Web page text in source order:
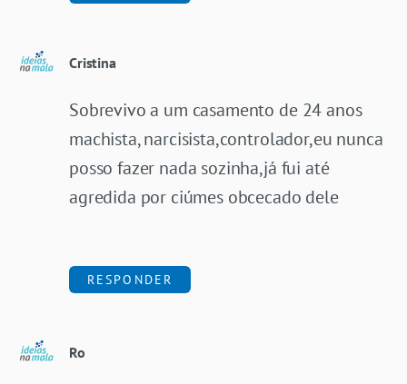
Cristina
Sobrevivo a um casamento de 24 anos
machista, narcisista,controlador,eu nunca
posso fazer nada sozinha,já fui até
agredida por ciúmes obcecado dele
RESPONDER
Ro